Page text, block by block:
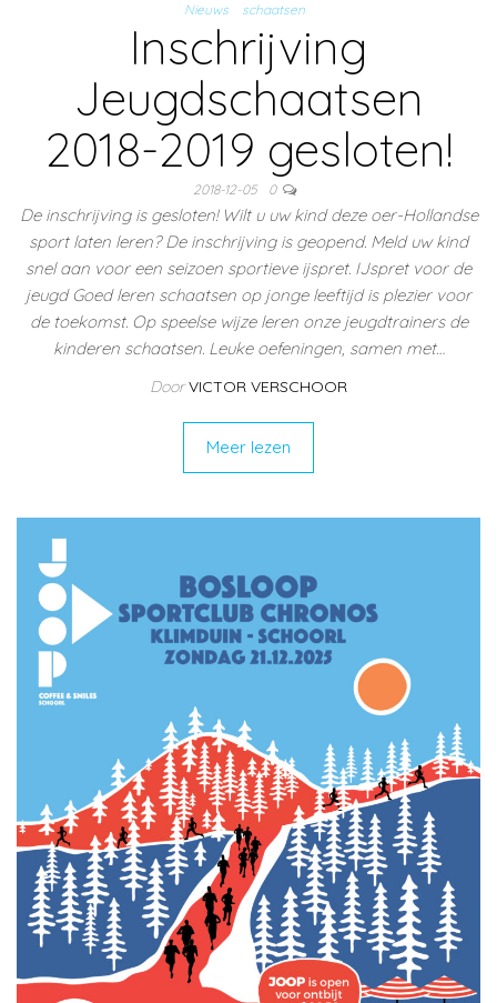
Nieuws schaatsen
Inschrijving
Jeugdschaatsen
2018-2019 gesloten!
2018-12-05 0
De inschrijving is gesloten! Wilt u uw kind deze oer-Hollandse
sport laten leren? De inschrijving is geopend. Meld uw kind
snel aan voor een seizoen sportieve ijspret. IJspret voor de
jeugd Goed leren schaatsen op jonge leeftijd is plezier voor
de toekomst. Op speelse wijze leren onze jeugdtrainers de
kinderen schaatsen. Leuke oefeningen, samen met…
Door VICTOR VERSCHOOR
Meer lezen